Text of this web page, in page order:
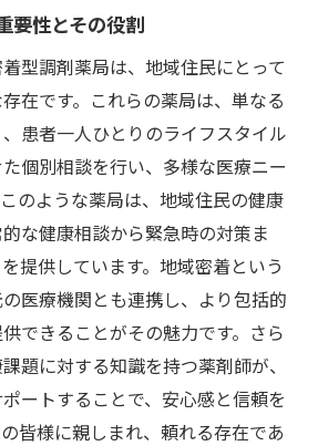
で見つかる親しみやすい薬局
拠点としての役割
の深い信頼関係
添う丁寧なカウンセリング
トへの積極的な参加
スの多様性と提供
着型調剤薬局が健康を支える理
反映した薬局のサービス
状態を考慮した服薬指導
健康意識向上への貢献
サービスの提供
要性とその役割
型調剤薬局は、地域住民にとって
在です。これらの薬局は、単なる
患者一人ひとりのライフスタイル
個別相談を行い、多様な医療ニー
のような薬局は、地域住民の健康
な健康相談から緊急時の対策ま
提供しています。地域密着という
医療機関とも連携し、より包括的
できることがその魅力です。さら
題に対する知識を持つ薬剤師が、
ートすることで、安心感と信頼を
皆様に親しまれ、頼れる存在であ